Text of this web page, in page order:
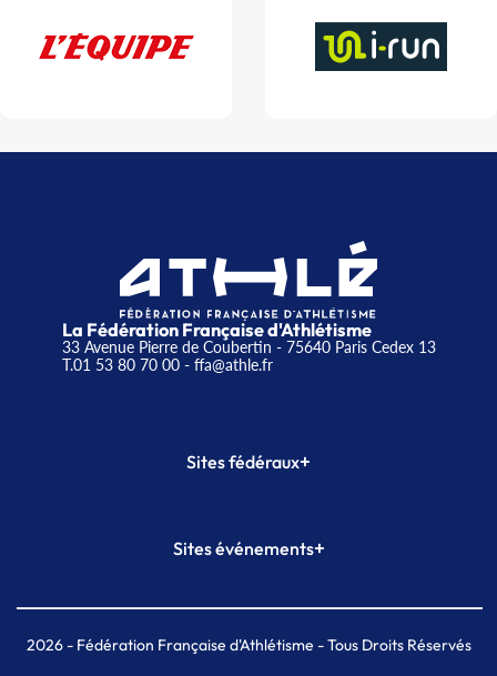
La Fédération Française d'Athlétisme
33 Avenue Pierre de Coubertin - 75640 Paris Cedex 13
T.01 53 80 70 00- ffa@athle.fr
Sites fédéraux+
Plateforme Formation
Sites événements+
Meeting de Paris indoor
MAIF Ekiden de Paris
2026- Fédération Française d'Athlétisme - Tous Droits Réservés